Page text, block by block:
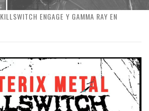
KILLSWITCH ENGAGE Y GAMMA RAY EN